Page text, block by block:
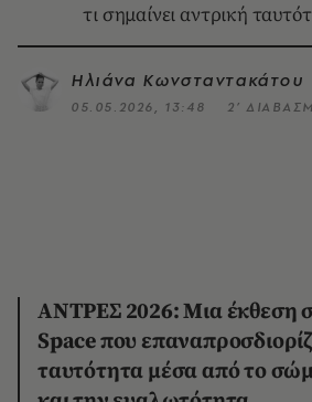
τι σημαίνει αντρική
Ηλιάνα Κωνσταντακάτου
05.05.2026, 13:48 2’
ΑΝΤΡΕΣ 2026: Μια έκθεση
Spaceπου
ταυτότητα μέσα από το